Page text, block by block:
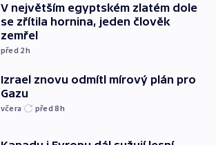
V největším egyptském zlatém dole
se zřítila hornina, jeden člověk
zemřel
před 2h
Izrael znovu odmítl mírový plán pro
Gazu
včera před 8h